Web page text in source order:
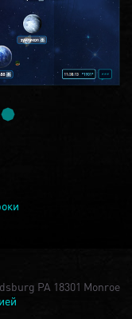
PA 18301 Monroe